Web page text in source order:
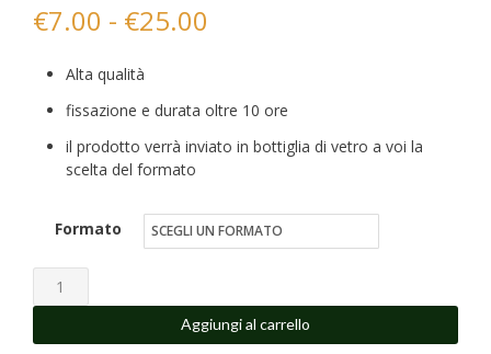
€7.00 - €25.00
prezzo:
da
a
€25.00
Alta qualità
fissazione e durata oltre 10 ore
il prodotto verrà inviato in bottiglia di vetro a voi la
scelta del formato
Formato
Passione
G.A.
Aggiungi al carrello